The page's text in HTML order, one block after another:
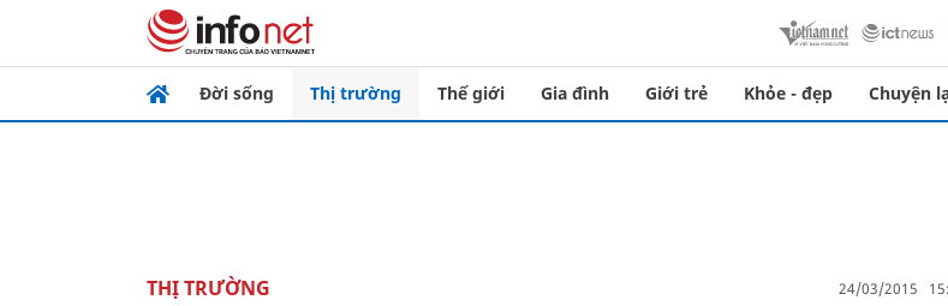
Đời sống Thị trường Thế giới Gia đình Giới trẻ Khỏe - đẹp Chuyện
THỊ TRƯỜNG 24/03/2015